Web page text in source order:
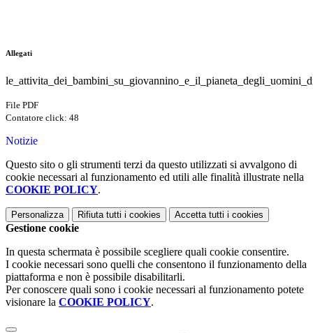
Allegati
File PDF
Contatore click: 48
Notizie
Questo sito o gli strumenti terzi da questo utilizzati si avvalgono di
cookie necessari al funzionamento ed utili alle finalità illustrate nella
COOKIE POLICY.
Personalizza Rifiuta tutti i cookies Accetta tutti i cookies
Gestione cookie
In questa schermata è possibile scegliere quali cookie consentire.
I cookie necessari sono quelli che consentono il funzionamento della
piattaforma e non è possibile disabilitarli.
Per conoscere quali sono i cookie necessari al funzionamento potete
visionare la COOKIE POLICY.